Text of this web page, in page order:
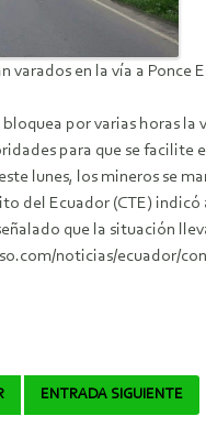
varados en la vía a
por varias horas la
para que se facilite
lunes, los mineros se
del Ecuador (CTE)
que la situación
noticias/ecuador/
ENTRADA SIGUIENTE